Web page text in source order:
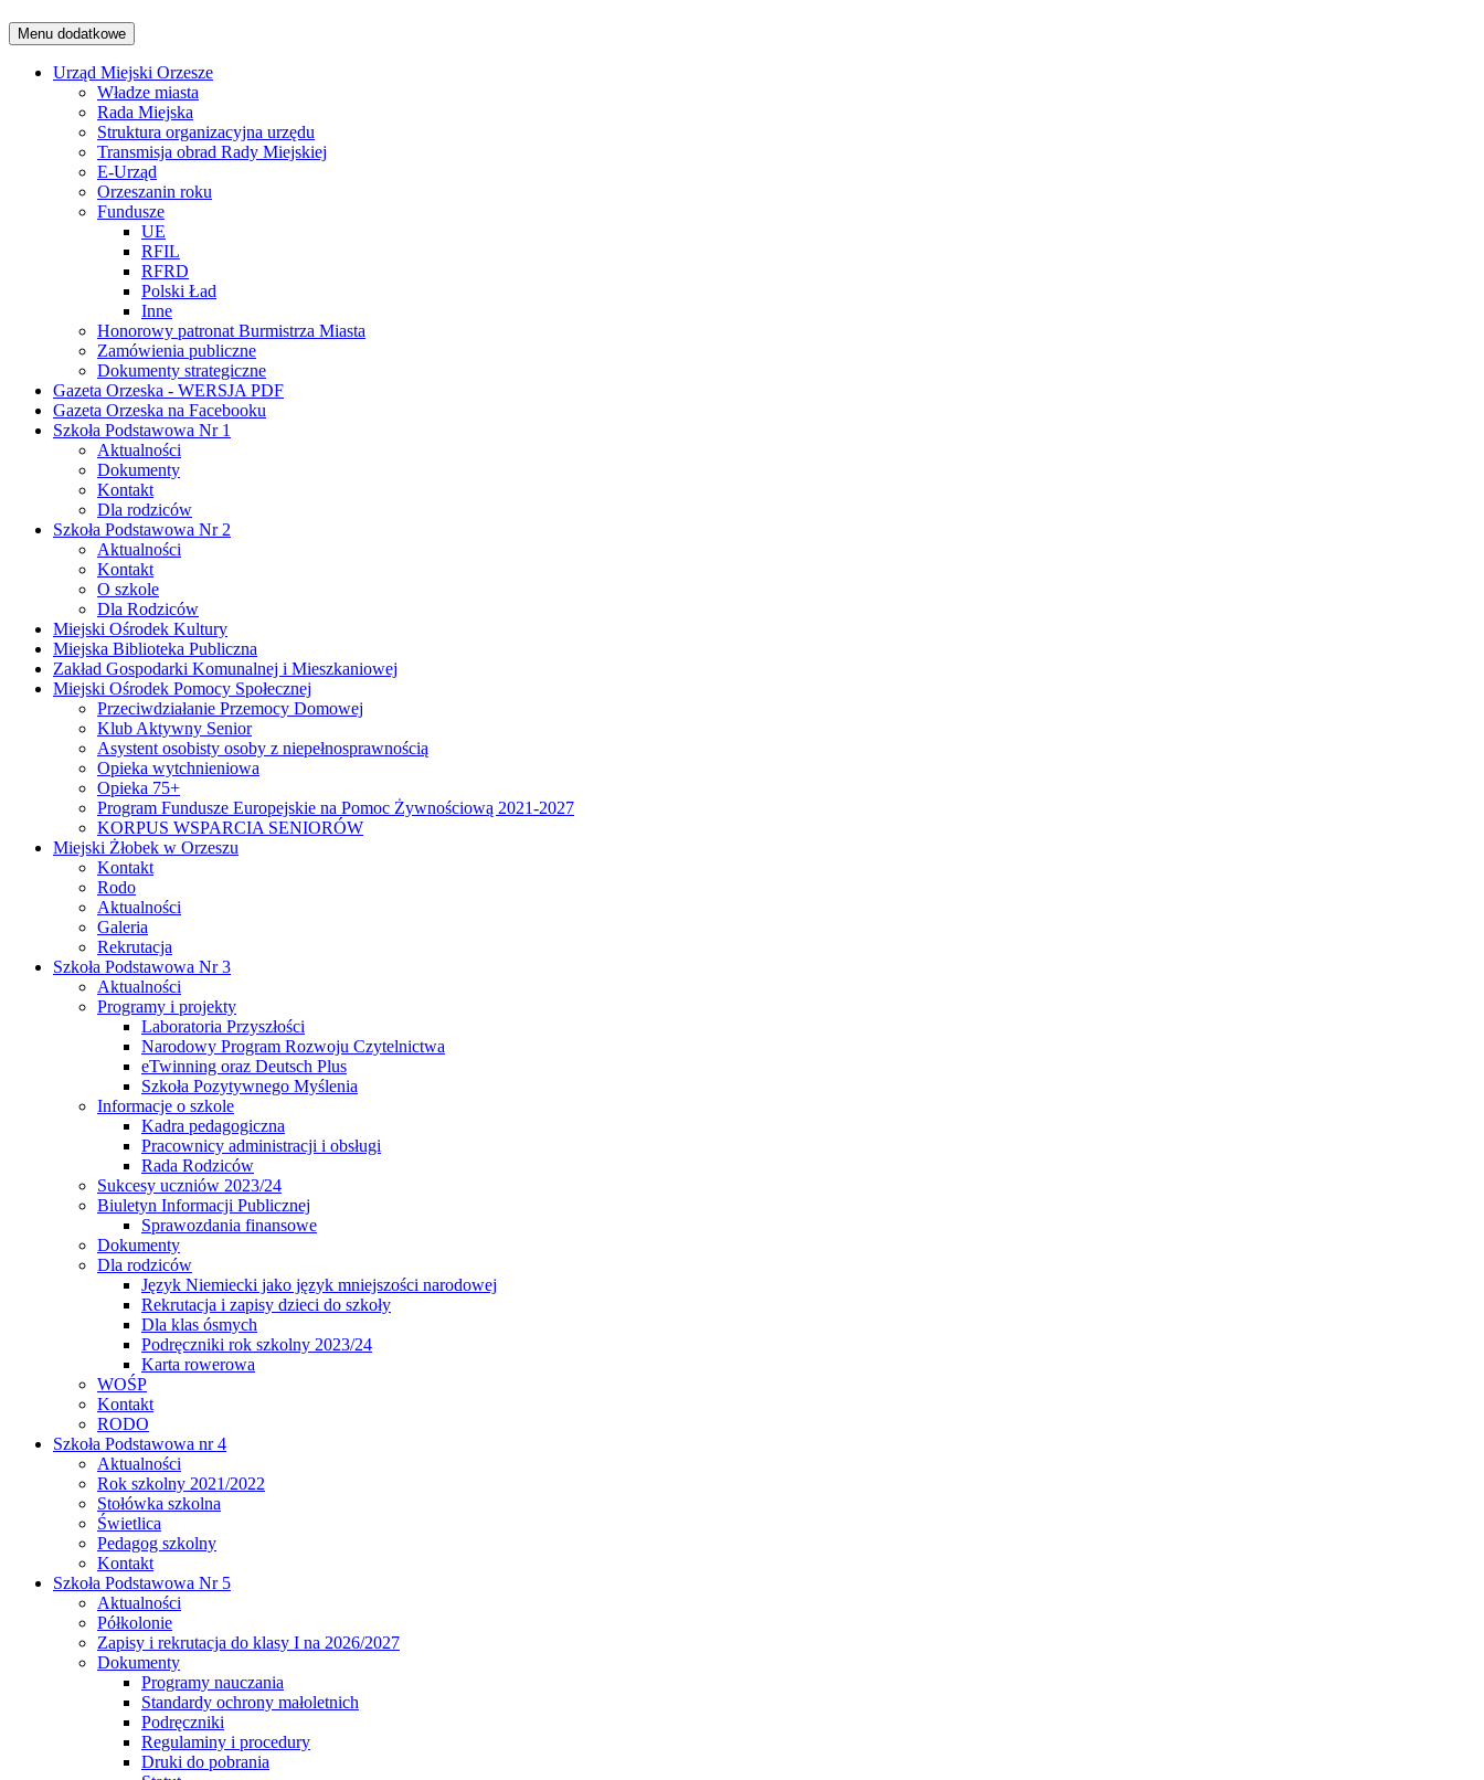
Menu dodatkowe
Urząd Miejski Orzesze
Władze miasta
Rada Miejska
Struktura organizacyjna urzędu
Transmisja obrad Rady Miejskiej
E-Urząd
Orzeszanin roku
Fundusze
UE
RFIL
RFRD
Polski Ład
Inne
Honorowy patronat Burmistrza Miasta
Zamówienia publiczne
Dokumenty strategiczne
Gazeta Orzeska - WERSJA PDF
Gazeta Orzeska na Facebooku
Szkoła Podstawowa Nr 1
Aktualności
Dokumenty
Kontakt
Dla rodziców
Szkoła Podstawowa Nr 2
Aktualności
Kontakt
O szkole
Dla Rodziców
Miejski Ośrodek Kultury
Miejska Biblioteka Publiczna
Zakład Gospodarki Komunalnej i Mieszkaniowej
Miejski Ośrodek Pomocy Społecznej
Przeciwdziałanie Przemocy Domowej
Klub Aktywny Senior
Asystent osobisty osoby z niepełnosprawnością
Opieka wytchnieniowa
Opieka 75+
Program Fundusze Europejskie na Pomoc Żywnościową 2021-2027
KORPUS WSPARCIA SENIORÓW
Miejski Żłobek w Orzeszu
Kontakt
Rodo
Aktualności
Galeria
Rekrutacja
Szkoła Podstawowa Nr 3
Aktualności
Programy i projekty
Laboratoria Przyszłości
Narodowy Program Rozwoju Czytelnictwa
eTwinning oraz Deutsch Plus
Szkoła Pozytywnego Myślenia
Informacje o szkole
Kadra pedagogiczna
Pracownicy administracji i obsługi
Rada Rodziców
Sukcesy uczniów 2023/24
Biuletyn Informacji Publicznej
Sprawozdania finansowe
Dokumenty
Dla rodziców
Język Niemiecki jako język mniejszości narodowej
Rekrutacja i zapisy dzieci do szkoły
Dla klas ósmych
Podręczniki rok szkolny 2023/24
Karta rowerowa
WOŚP
Kontakt
RODO
Szkoła Podstawowa nr 4
Aktualności
Rok szkolny 2021/2022
Stołówka szkolna
Świetlica
Pedagog szkolny
Kontakt
Szkoła Podstawowa Nr 5
Aktualności
Półkolonie
Zapisy i rekrutacja do klasy I na 2026/2027
Dokumenty
Programy nauczania
Standardy ochrony małoletnich
Podręczniki
Regulaminy i procedury
Druki do pobrania